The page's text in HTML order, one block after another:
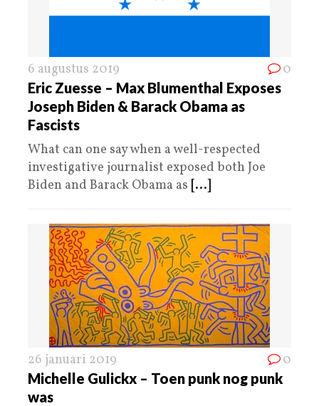
6 augustus 2019 0
Eric Zuesse – Max Blumenthal Exposes
Joseph Biden & Barack Obama as
Fascists
What can one say when a well-respected
investigative journalist exposed both Joe
Biden and Barack Obama as [...]
26 januari 2019 0
Michelle Gulickx – Toen punk nog punk
was